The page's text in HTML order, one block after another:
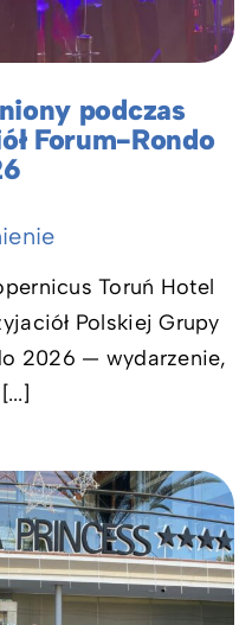
podczas
Forum-Rondo
Toruń Hotel
Polskiej Grupy
2026 — wydarzenie,